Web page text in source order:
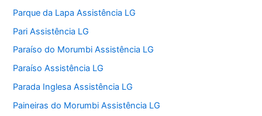
Parque da Lapa Assistência LG
Pari Assistência LG
Paraíso do Morumbi Assistência LG
Paraíso Assistência LG
Parada Inglesa Assistência LG
Paineiras do Morumbi Assistência LG